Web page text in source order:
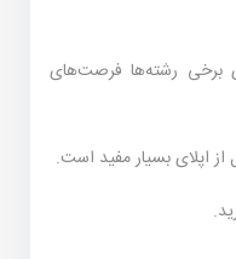
برخی رشته‌ها فرصت‌های
از اپلای بسیار مفید است.